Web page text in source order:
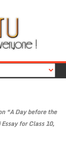
“A Day before the
Essay for Class 10,